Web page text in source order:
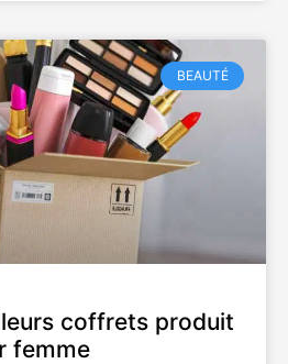
BEAUTÉ
coffrets produit
femme